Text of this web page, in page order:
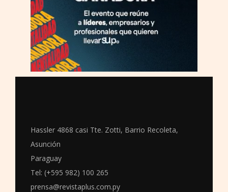
Hassler 4868 casi Tte. Zotti, Barrio Recoleta,
Asunción
Paraguay
Tel: (+595 982) 100 265
prensa@revistaplus.com.py